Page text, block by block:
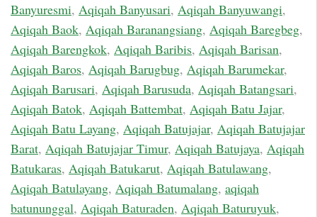
Banyuresmi, Aqiqah Banyusari, Aqiqah Banyuwangi,
Aqiqah Baok, Aqiqah Baranangsiang, Aqiqah Baregbeg,
Aqiqah Barengkok, Aqiqah Baribis, Aqiqah Barisan,
Aqiqah Baros, Aqiqah Barugbug, Aqiqah Barumekar,
Aqiqah Barusari, Aqiqah Barusuda, Aqiqah Batangsari,
Aqiqah Batok, Aqiqah Battembat, Aqiqah Batu Jajar,
Aqiqah Batu Layang, Aqiqah Batujajar, Aqiqah Batujajar
Barat, Aqiqah Batujajar Timur, Aqiqah Batujaya, Aqiqah
Batukaras, Aqiqah Batukarut, Aqiqah Batulawang,
Aqiqah Batulayang, Aqiqah Batumalang, aqiqah
batununggal, Aqiqah Baturaden, Aqiqah Baturuyuk,